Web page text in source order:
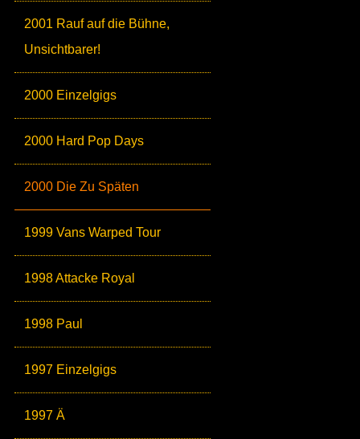
2001 Rauf auf die Bühne,
Unsichtbarer!
2000 Einzelgigs
2000 Hard Pop Days
2000 Die Zu Späten
1999 Vans Warped Tour
1998 Attacke Royal
1998 Paul
1997 Einzelgigs
1997 Ä